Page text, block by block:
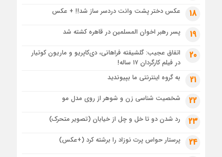
18 عکس دختر پشت وانت دردسر ساز شد!! + عکس
19 پسر رهبر اخوان المسلمین در قاهره کشته شد
20
اتفاق عجیب: گلشیفته فراهانی، دی‌کاپریو و ماریون کوتیار
در فیلم کارگردان ۱۷ ساله!
21 به گروه اینترنتی ما بپیوندید
22 شخصیت شناسی زن و شوهر از روی مدل مو
23 رد شدن دو تا خل و چل از خیابان (تصویر متحرک)
24
پرستار حواس پرت نوزاد را برشته کرد (+عکس)